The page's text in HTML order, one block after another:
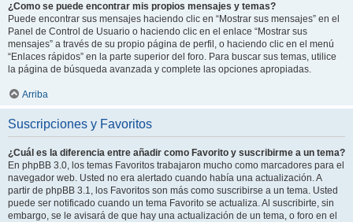
¿Como se puede encontrar mis propios mensajes y temas?
Puede encontrar sus mensajes haciendo clic en “Mostrar sus mensajes” en el
Panel de Control de Usuario o haciendo clic en el enlace “Mostrar sus
mensajes” a través de su propio página de perfil, o haciendo clic en el menú
“Enlaces rápidos” en la parte superior del foro. Para buscar sus temas, utilice
la página de búsqueda avanzada y complete las opciones apropiadas.
Arriba
Suscripciones y Favoritos
¿Cuál es la diferencia entre añadir como Favorito y suscribirme a un tema?
En phpBB 3.0, los temas Favoritos trabajaron mucho como marcadores para el
navegador web. Usted no era alertado cuando había una actualización. A
partir de phpBB 3.1, los Favoritos son más como suscribirse a un tema. Usted
puede ser notificado cuando un tema Favorito se actualiza. Al suscribirte, sin
embargo, se le avisará de que hay una actualización de un tema, o foro en el